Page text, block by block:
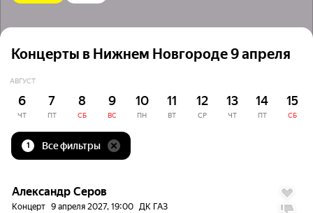
Концерты в Нижнем Новгороде 9 апреля
АВГУСТ
6
ЧТ
7
ПТ
8
СБ
9
ВС
10
ПН
11
ВТ
12
СР
13
ЧТ
14
ПТ
15
СБ
1 Все фильтры
Александр Серов
Концерт 9 апреля 2027, 19:00 ДК ГАЗ